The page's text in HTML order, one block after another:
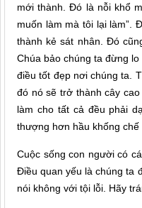
mới thành. Đó là nỗi khổ
muốn làm mà tôi lại làm”.
thành kẻ sát nhân. Đó
Chúa bảo chúng ta đừng
điều tốt đẹp nơi chúng ta.
đó nó sẽ trở thành cây
làm cho tất cả đều phải
thượng hơn hầu khống
Cuộc sống con người có
Điều quan yếu là chúng ta
nói không với tội lỗi. Hãy